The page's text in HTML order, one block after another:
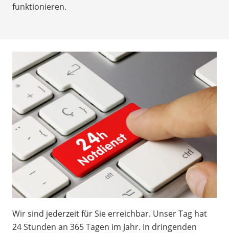
funktionieren.
Wir sind jederzeit für Sie erreichbar. Unser Tag hat
24 Stunden an 365 Tagen im Jahr. In dringenden